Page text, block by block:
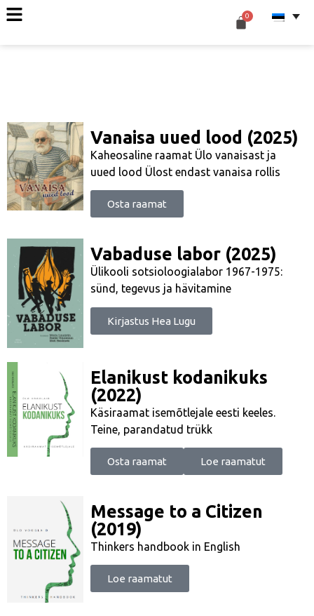
Vanaisa uued lood (2025)
Kaheosaline raamat Ülo vanaisast ja
uued lood Ülost endast vanaisa rollis
Osta raamat
Vabaduse labor (2025)
Ülikooli sotsioloogialabor 1967-1975:
sünd, tegevus ja hävitamine
Kirjastus Hea Lugu
Elanikust kodanikuks
(2022)
Käsiraamat isemõtlejale eesti keeles.
Teine, parandatud trükk
Osta raamat Loe raamatut
Message to a Citizen
(2019)
Thinkers handbook in English
Loe raamatut